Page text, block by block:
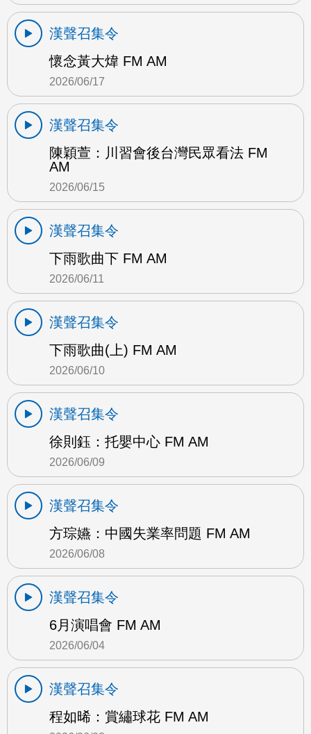
漢聲召集令
懷念黃大煒 FM AM
2026/06/17
漢聲召集令
陳穎萱：川習會後台灣民眾看法 FM
AM
2026/06/15
漢聲召集令
下雨歌曲下 FM AM
2026/06/11
漢聲召集令
下雨歌曲(上) FM AM
2026/06/10
漢聲召集令
徐則鈺：托嬰中心 FM AM
2026/06/09
漢聲召集令
方琮嬿：中國失業率問題 FM AM
2026/06/08
漢聲召集令
6月演唱會 FM AM
2026/06/04
漢聲召集令
程如晞：賞繡球花 FM AM